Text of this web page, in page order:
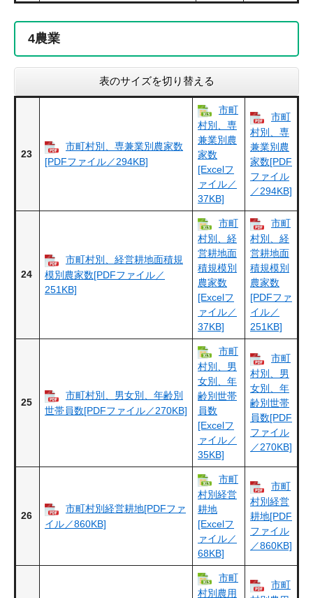
4農業
表のサイズを切り替える
23
市町村別、専兼業別農家数
[PDFファイル／294KB]
市町
村別、専
兼業別農
家数
[Excelフ
ァイル／
37KB]
市町
村別、専
兼業別農
家数[PDF
ファイル
／294KB]
24
市町村別、経営耕地面積規
模別農家数[PDFファイル／
251KB]
市町
村別、経
営耕地面
積規模別
農家数
[Excelフ
ァイル／
37KB]
市町
村別、経
営耕地面
積規模別
農家数
[PDFファ
イル／
251KB]
25
市町村別、男女別、年齢別
世帯員数[PDFファイル／270KB]
市町
村別、男
女別、年
齢別世帯
員数
[Excelフ
ァイル／
35KB]
市町
村別、男
女別、年
齢別世帯
員数[PDF
ファイル
／270KB]
26
市町村別経営耕地[PDFファ
イル／860KB]
市町
村別経営
耕地
[Excelフ
ァイル／
68KB]
市町
村別経営
耕地[PDF
ファイル
／860KB]
市町
村別農用
市町